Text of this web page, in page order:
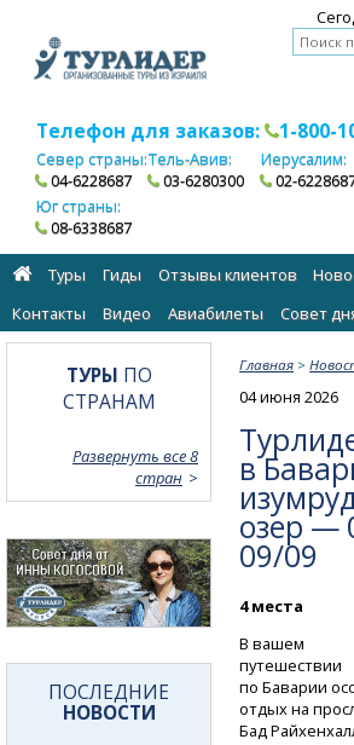
Телефон для заказов: 1-800-
Север страны:
04-6228687
Тель-Авив:
03-6280300
Иерусалим:
02-
Юг страны:
08-6338687
Туры Гиды Отзывы клиентов
Контакты
Видео Авиабилеты Cовет
Главная >
04 июня 2026
в
озер —
09/09
4 места
В вашем
путешествии
по Баварии
отдых на
Бад
ТУРЫ ПО
СТРАНАМ
Развернуть все 8
стран
ПОСЛЕДНИЕ
НОВОСТИ